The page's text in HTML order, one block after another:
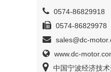
0574-86829918
0574-86829978
sales@dc-
www.dc-
中国宁波经济技